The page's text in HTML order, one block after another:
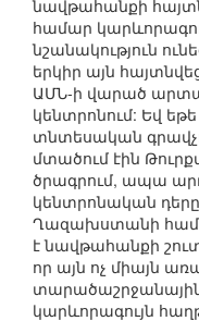
նավթահանքի
համար
նշանակություն
երկիր այն
ԱՄՆ-ի վարած
կենտրոնում: Եվ
տնտեսական
մտածում էին
ծրագրում, ապա
կենտրոնական
Ղազախստանի
է նավթահանքի
որ այն ոչ միայն
կարևորագույն